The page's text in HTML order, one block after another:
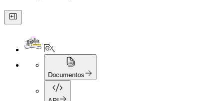
Documentos